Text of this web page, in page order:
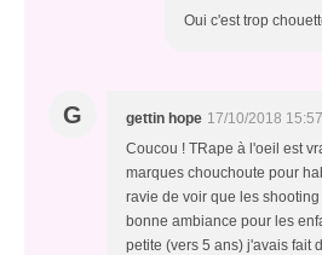
Oui c'est trop
G gettin hope 17/10/2018 15:57
Coucou ! TRape à l'oeil est
marques chouchoute pour
ravie de voir que les
bonne ambiance pour les
petite (vers 5 ans) j'avais fait